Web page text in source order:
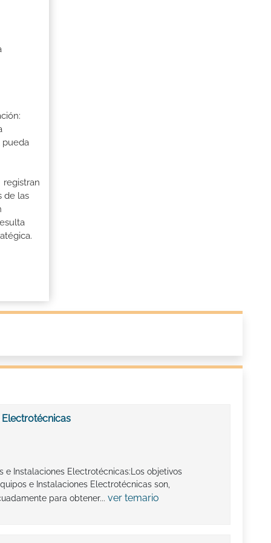
pueda
registran
de las
Electrotécnicas
e Instalaciones Electrotécnicas:Los objetivos
e Instalaciones Electrotécnicas son,
para obtener... ver temario